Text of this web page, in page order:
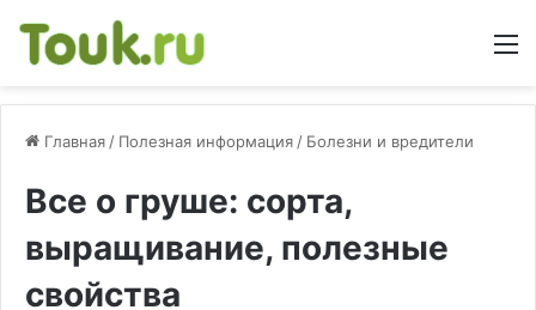
Главная / Полезная информация / Болезни и вредители
Все о груше: сорта,
выращивание, полезные
свойства